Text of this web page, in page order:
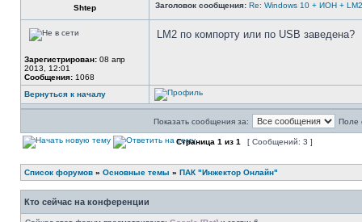
Shtep Заголовок сообщения: Re: Windows 10 + ИОН + LM2
Зарегистрирован: 08 апр
2013, 12:01
Сообщения: 1068
LM2 по компорту или по USB заведена?
Вернуться к началу
Показать сообщения за: Поле
Страница 1 из 1 [ Сообщений: 3 ]
Список форумов » Основные темы » ПАК "Инжектор Онлайн"
Кто сейчас на конференции